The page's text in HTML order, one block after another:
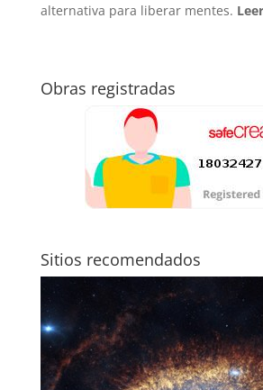
alternativa para liberar mentes.
Obras registradas
Sitios recomendados